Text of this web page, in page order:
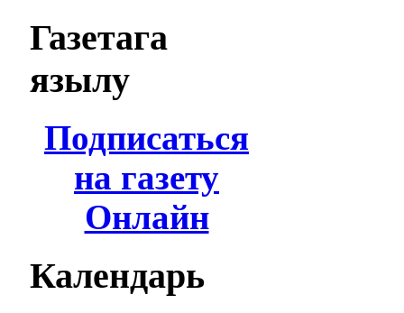
Газетага
язылу
Подписаться
на газету
Онлайн
Календарь